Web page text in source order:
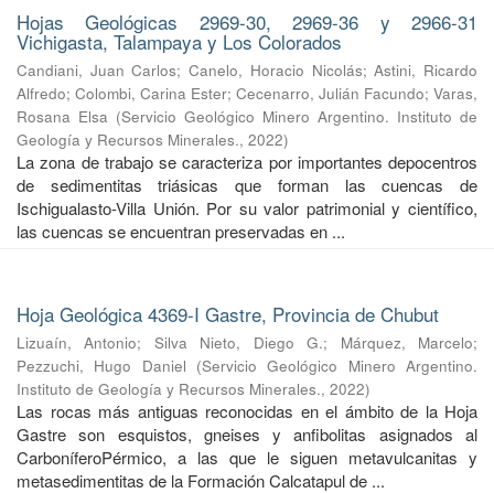
Hojas Geológicas 2969-30, 2969-36 y 2966-31
Vichigasta, Talampaya y Los Colorados
Candiani, Juan Carlos;Canelo, Horacio Nicolás;Astini, Ricardo
Alfredo; Colombi, Carina Ester; Cecenarro, Julián Facundo; Varas,
Rosana Elsa (Servicio Geológico Minero Argentino. Instituto de
Geología y Recursos Minerales., 2022)
La zona de trabajo se caracteriza por importantes depocentros
de sedimentitas triásicas que forman las cuencas de
Ischigualasto-Villa Unión. Por su valor patrimonial y cientíﬁco,
las cuencas se encuentran preservadas en ...
Hoja Geológica 4369-I Gastre, Provincia de Chubut
Lizuaín, Antonio; Silva Nieto, Diego G.; Márquez, Marcelo;
Pezzuchi, Hugo Daniel (Servicio Geológico Minero Argentino.
Instituto de Geología y Recursos Minerales., 2022)
Las rocas más antiguas reconocidas en el ámbito de la Hoja
Gastre son esquistos, gneises y anfibolitas asignados al
CarboníferoPérmico, a las que le siguen metavulcanitas y
metasedimentitas de la Formación Calcatapul de ...